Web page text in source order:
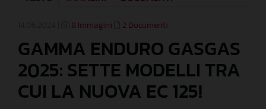
GASGAS
CONTATTI
8 Immagini 2 Documenti
GAMMA ENDURO GASGAS
2025: SETTE MODELLI TRA
CUI LA NUOVA EC 125!